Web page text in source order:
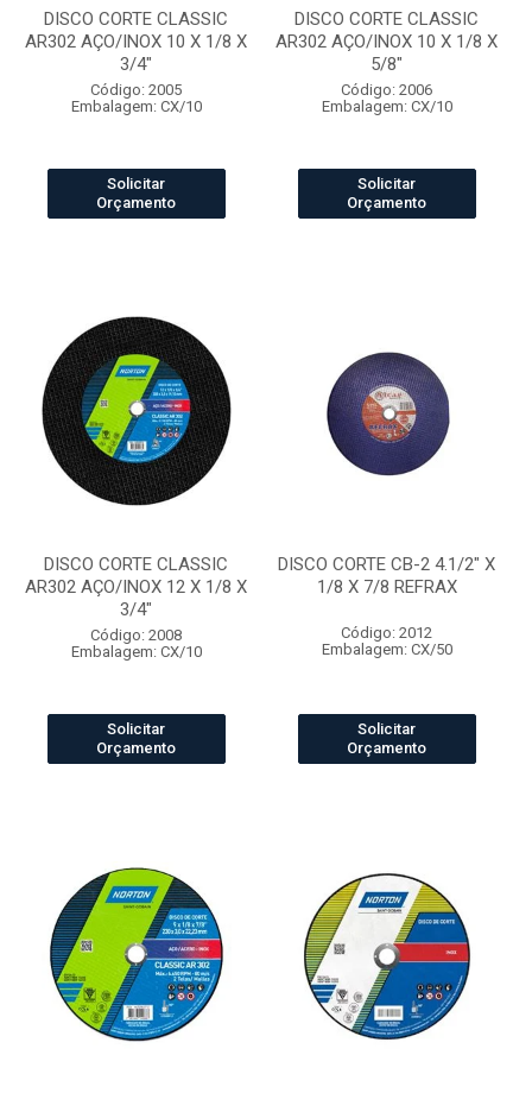
DISCO CORTE CLASSIC
AR302 AÇO/INOX 10 X 1/8 X
3/4"
Código: 2005
Embalagem: CX/10
Solicitar
Orçamento
DISCO CORTE CLASSIC
AR302 AÇO/INOX 10 X 1/8 X
5/8"
Código: 2006
Embalagem: CX/10
Solicitar
Orçamento
DISCO CORTE CLASSIC
AR302 AÇO/INOX 12 X 1/8 X
3/4"
Código: 2008
Embalagem: CX/10
Solicitar
Orçamento
DISCO CORTE CB-2 4.1/2" X
1/8 X 7/8 REFRAX
Código: 2012
Embalagem: CX/50
Solicitar
Orçamento